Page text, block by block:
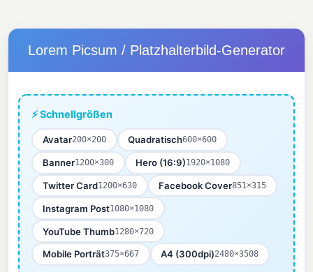
Lorem Picsum / Platzhalterbild-Generator
⚡ Schnellgrößen
Avatar200×200 Quadratisch600×600
Banner1200×300 Hero (16:9)1920×1080
Twitter Card1200×630 Facebook Cover851×315
Instagram Post1080×1080
YouTube Thumb1280×720
Mobile Porträt375×667 A4 (300dpi)2480×3508